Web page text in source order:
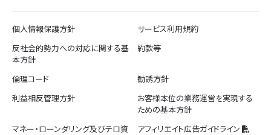
個人情報保護方針
サービス利用規約
反社会的勢力への対応に関する基
本方針
約款等
倫理コード
勧誘方針
利益相反管理方針
お客様本位の業務運営を実現する
ための基本方針
マネー・ローンダリング及びテロ資
アフィリエイト広告ガイドライン